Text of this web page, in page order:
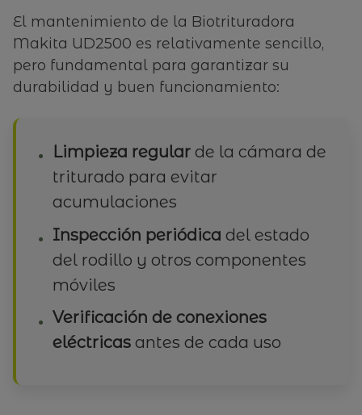
El mantenimiento de la Biotrituradora
Makita UD2500 es relativamente sencillo,
pero fundamental para garantizar su
durabilidad y buen funcionamiento:
Limpieza regular de la cámara de
triturado para evitar
acumulaciones
Inspección periódica del estado
del rodillo y otros componentes
móviles
Verificación de conexiones
eléctricas antes de cada uso